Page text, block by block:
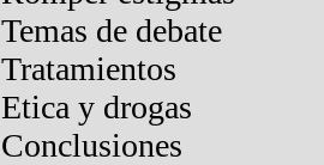
Temas de debate
Tratamientos
Etica y drogas
Conclusiones